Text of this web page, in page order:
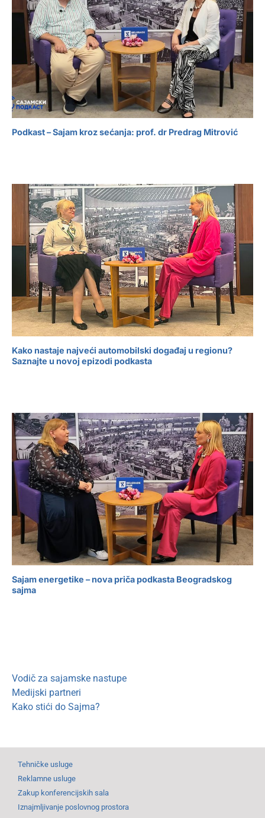
Podkast – Sajam kroz sećanja: prof. dr Predrag Mitrović
Kako nastaje najveći automobilski događaj u regionu?
Saznajte u novoj epizodi podkasta
Sajam energetike – nova priča podkasta Beogradskog
sajma
Vodič za sajamske nastupe
Medijski partneri
Kako stići do Sajma?
Tehničke usluge
Reklamne usluge
Zakup konferencijskih sala
Iznajmljivanje poslovnog prostora